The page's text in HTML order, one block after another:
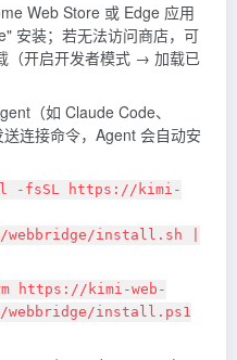
Web Store 或 Edge 应用
安装；若无法访问商店，可
（开启开发者模式 → 加载已
（如 Claude Code、
连接命令，Agent 会自动安
-fsSL https://kimi-
webbridge/install.sh |
https://kimi-web-
webbridge/install.ps1